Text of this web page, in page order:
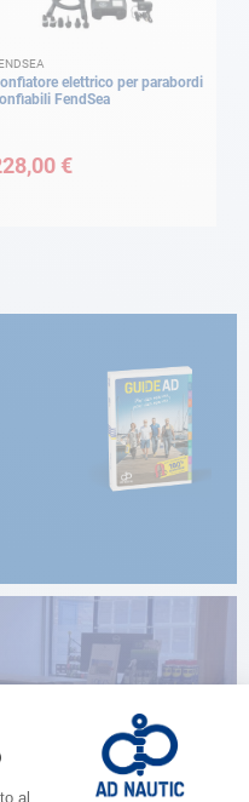
elettrico per parabordi
FendSea
€